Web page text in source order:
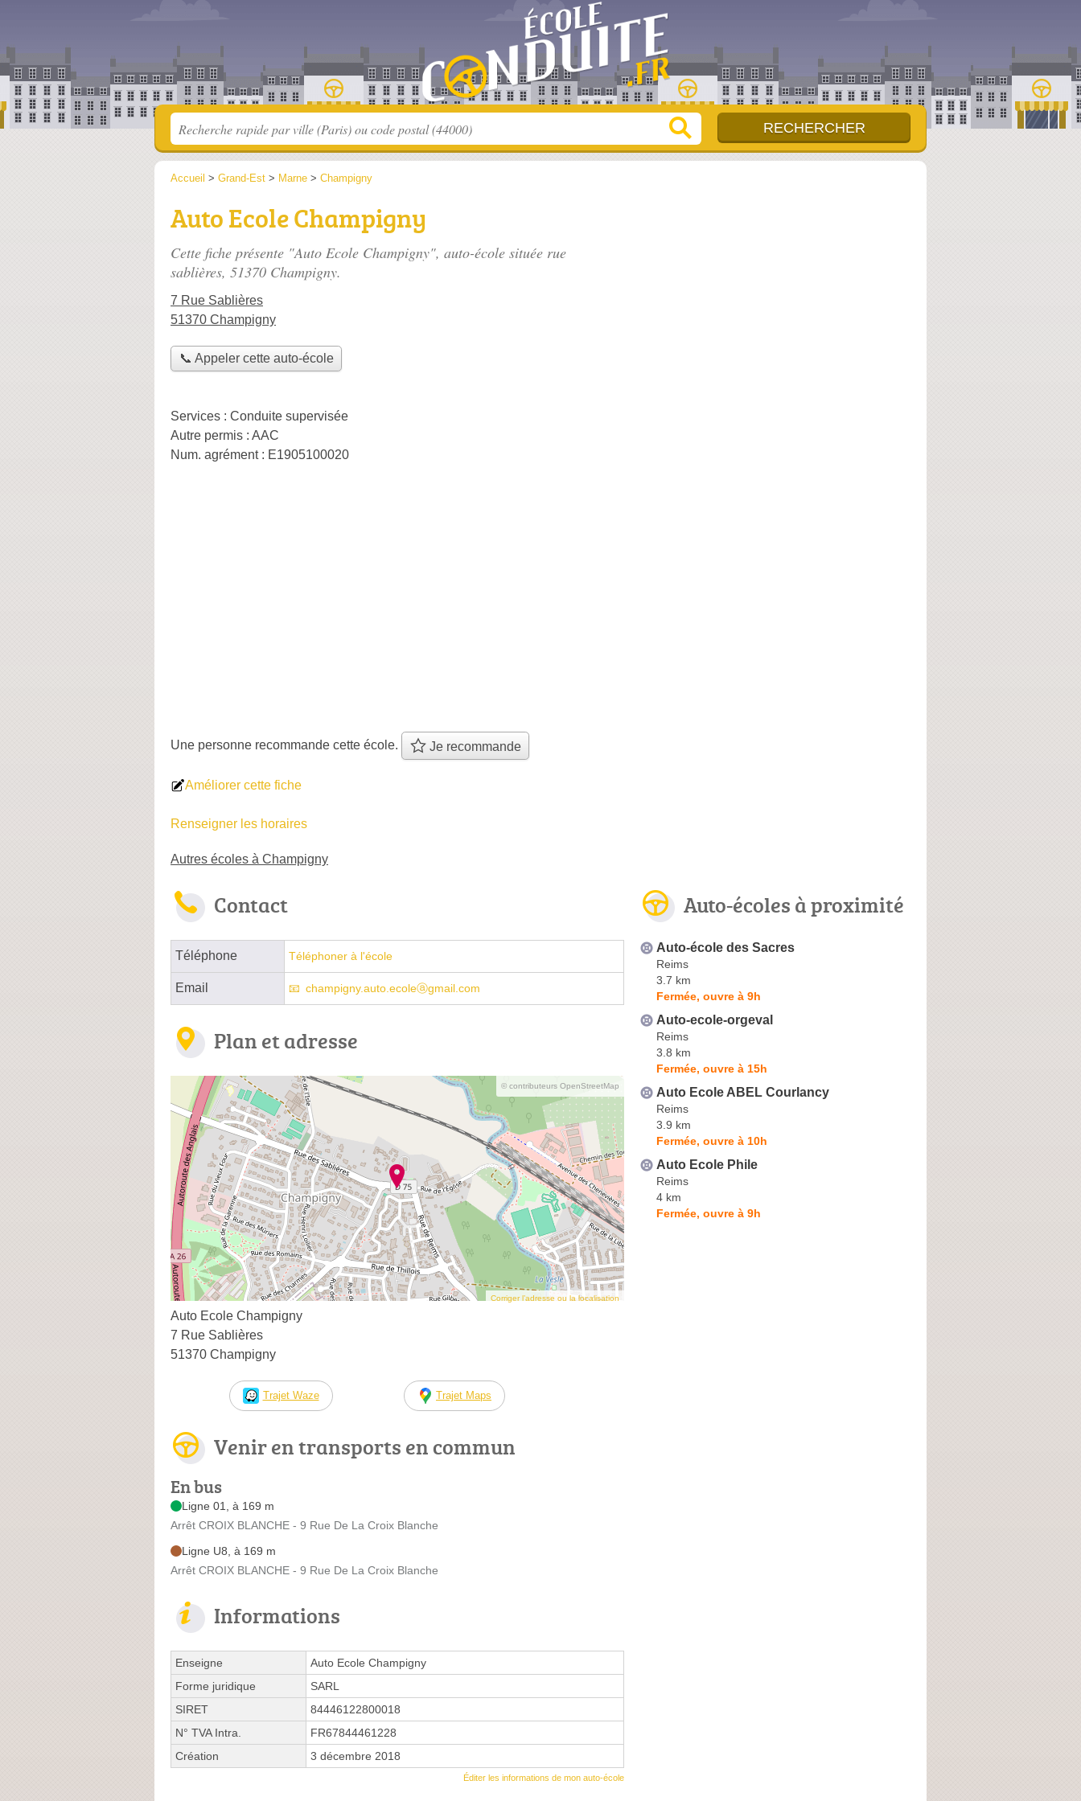
Accueil > Grand-Est > Marne > Champigny
Auto Ecole Champigny
Cette fiche présente "Auto Ecole Champigny", auto-école située rue
sablières, 51370 Champigny.
7 Rue Sablières
51370 Champigny
📞 Appeler cette auto-école
Services : Conduite supervisée
Autre permis : AAC
Num. agrément : E1905100020
Une personne recommande cette école. Je recommande
Améliorer cette fiche
Renseigner les horaires
Autres écoles à Champigny
Contact
Téléphone Téléphoner à l'école
Email champigny.auto.ecoleⓐgmail.com
Plan et adresse
© contributeurs OpenStreetMap
Corriger l’adresse ou la localisation
Auto Ecole Champigny
7 Rue Sablières
51370 Champigny
Trajet Waze Trajet Maps
Venir en transports en commun
En bus
Ligne 01, à 169 m
Arrêt CROIX BLANCHE - 9 Rue De La Croix Blanche
Ligne U8, à 169 m
Arrêt CROIX BLANCHE - 9 Rue De La Croix Blanche
Informations
Enseigne
Auto Ecole Champigny
Forme juridique
SARL
SIRET
84446122800018
N° TVA Intra.
FR67844461228
Création
3 décembre 2018
Éditer les informations de mon auto-école
Auto-écoles à proximité
Auto-école des Sacres
Reims
3.7 km
Fermée, ouvre à 9h
Auto-ecole-orgeval
Reims
3.8 km
Fermée, ouvre à 15h
Auto Ecole ABEL Courlancy
Reims
3.9 km
Fermée, ouvre à 10h
Auto Ecole Phile
Reims
4 km
Fermée, ouvre à 9h